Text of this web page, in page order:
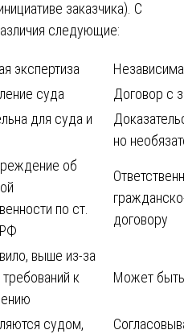
заказчика). С
следующие:
экспертиза
суда
Договор с
для суда и
но
об
по ст.
договору
выше из-за
требований к
Может
судом,